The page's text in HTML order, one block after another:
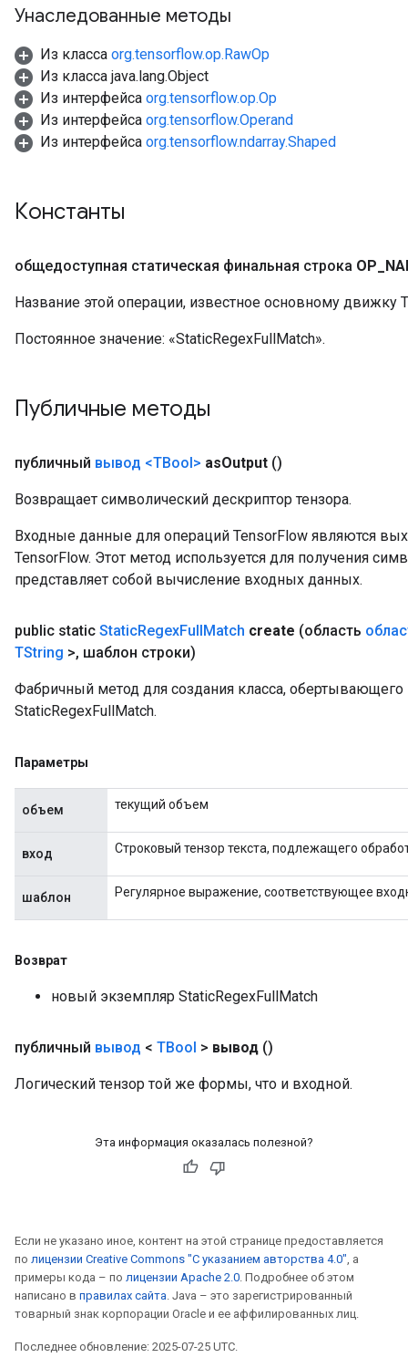
Унаследованные методы
Из класса org.tensorflow.op.RawOp
Из класса java.lang.Object
Из интерфейса org.tensorflow.op.Op
Из интерфейса org.tensorflow.Operand
Из интерфейса org.tensorflow.ndarray.Shaped
Константы
общедоступная статическая финальная строка OP
Название этой операции, известное основному движку
Постоянное значение: «StaticRegexFullMatch».
Публичные методы
публичный вывод <TBool> asOutput ()
Возвращает символический дескриптор тензора.
Входные данные для операций TensorFlow являются
TensorFlow. Этот метод используется для получения
представляет собой вычисление входных данных.
public static StaticRegexFullMatch create (область
TString >, шаблон строки)
Фабричный метод для создания класса,
StaticRegexFullMatch.
Параметры
объем текущий объем
вход Строковый тензор текста, подлежащего
шаблон Регулярное выражение, соответствующее
Возврат
новый экземпляр StaticRegexFullMatch
публичный вывод < TBool > вывод ()
Логический тензор той же формы, что и входной.
Эта информация оказалась полезной?
Если не указано иное, контент на этой странице предоставляется
по лицензии Creative Commons "С указанием авторства 4.0", а
примеры кода – по лицензии Apache 2.0. Подробнее об этом
написано в правилах сайта. Java – это зарегистрированный
товарный знак корпорации Oracle и ее аффилированных лиц.
Последнее обновление: 2025-07-25 UTC.